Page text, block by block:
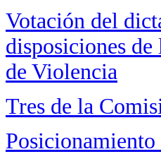
Votación del
disposiciones
de Violencia
Tres de la